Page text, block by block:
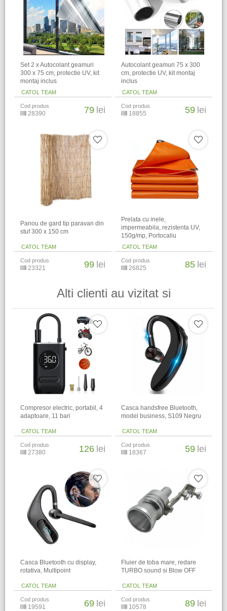
Set 2 x Autocolant geamuri
300 x 75 cm, protectie UV, kit
montaj inclus
CATOL TEAM
Cod produs
28390 79 lei
Autocolant geamuri 75 x 300
cm, protectie UV, kit montaj
inclus
CATOL TEAM
Cod produs
18855 59 lei
Panou de gard tip paravan din
stuf 300 x 150 cm
CATOL TEAM
Cod produs
23321 99 lei
Prelata cu inele,
impermeabila, rezistenta UV,
150g/mp, Portocaliu
CATOL TEAM
Cod produs
26825 85 lei
Alti clienti au vizitat si
Compresor electric, portabil, 4
adaptoare, 11 bari
CATOL TEAM
Cod produs
27380 126 lei
Casca handsfree Bluetooth,
model business, S109 Negru
CATOL TEAM
Cod produs
18367 59 lei
Casca Bluetooth cu display,
rotativa, Multipoint
CATOL TEAM
Cod produs
19591 69 lei
Fluier de toba mare, redare
TURBO sound si Blow OFF
CATOL TEAM
Cod produs
10578 89 lei